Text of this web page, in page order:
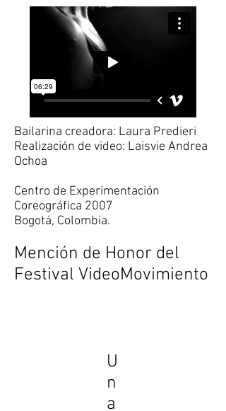
Bailarina creadora: Laura Predieri
Realización de video: Laisvie Andrea
Ochoa
Centro de Experimentación
Coreográfica 2007
Bogotá, Colombia.
Mención de Honor del
Festival VideoMovimiento
U
n
a